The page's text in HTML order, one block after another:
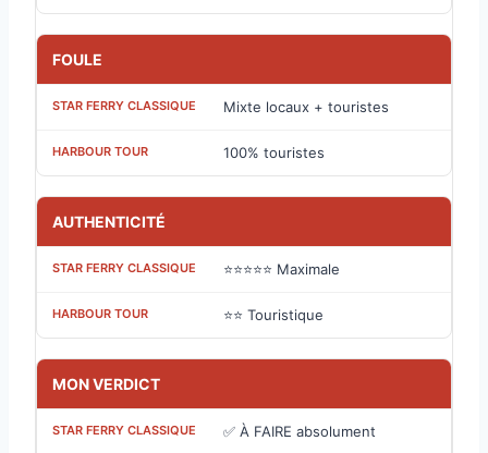
FOULE
Mixte locaux + touristes
100% touristes
AUTHENTICITÉ
⭐⭐⭐⭐⭐ Maximale
⭐⭐ Touristique
MON VERDICT
✅ À FAIRE absolument